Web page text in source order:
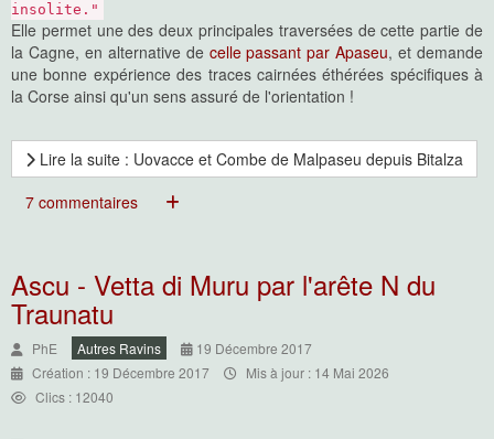
insolite."
Elle permet une des deux principales traversées de cette partie de
la Cagne, en alternative de celle passant par Apaseu, et demande
une bonne expérience des traces cairnées éthérées spécifiques à
la Corse ainsi qu'un sens assuré de l'orientation !
Lire la suite : Uovacce et Combe de Malpaseu depuis Bitalza
7 commentaires
Ascu - Vetta di Muru par l'arête N du
Traunatu
PhE Autres Ravins
19 Décembre 2017
Création : 19 Décembre 2017
Mis à jour : 14 Mai 2026
Clics : 12040